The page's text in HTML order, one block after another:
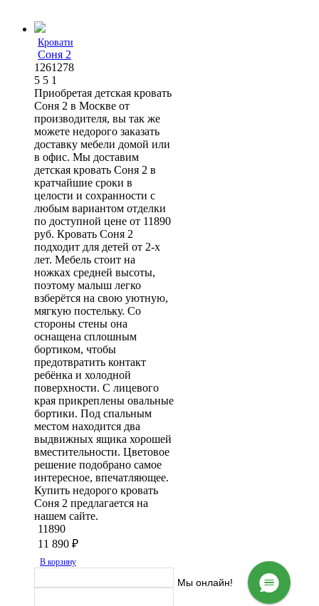
Кровати
Соня 2
1261278
5 5 1
Приобретая детская кровать
Соня 2 в Москве от
производителя, вы так же
можете недорого заказать
доставку мебели домой или
в офис. Мы доставим
детская кровать Соня 2 в
кратчайшие сроки в
целости и сохранности с
любым вариантом отделки
по доступной цене от 11890
руб. Кровать Соня 2
подходит для детей от 2-х
лет. Мебель стоит на
ножках средней высоты,
поэтому малыш легко
взберётся на свою уютную,
мягкую постельку. Со
стороны стены она
оснащена сплошным
бортиком, чтобы
предотвратить контакт
ребёнка и холодной
поверхности. С лицевого
края прикреплены овальные
бортики. Под спальным
местом находится два
выдвижных ящика хорошей
вместительности. Цветовое
решение подобрано самое
интересное, впечатляющее.
Купить недорого кровать
Соня 2 предлагается на
нашем сайте.
11890
11 890 ₽
В корзину
Мы онлайн!